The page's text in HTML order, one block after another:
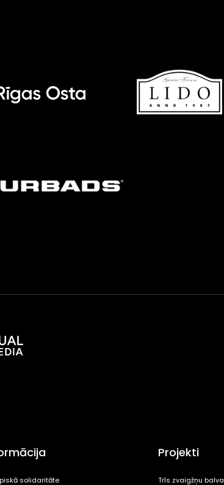
solidaritāte
Projekti
Trīs zvaigžņu balva